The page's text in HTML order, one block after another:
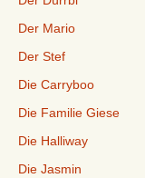
Der Mario
Der Stef
Die Carryboo
Die Familie Giese
Die Halliway
Die Jasmin